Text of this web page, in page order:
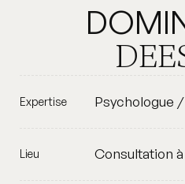
Expertise Psychologue
Lieu Consultation